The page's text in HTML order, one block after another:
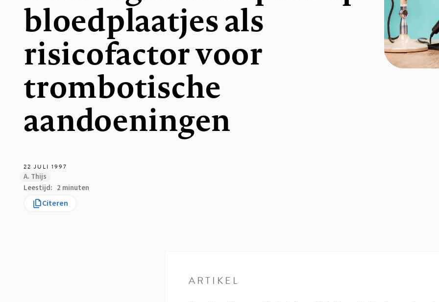
bloedplaatjes als
risicofactor voor
trombotische
aandoeningen
22 JULI 1997
A. Thijs
Leestijd
2 minuten
Citeren
ARTIKEL